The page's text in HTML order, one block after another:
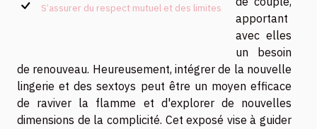
S’assurer du respect mutuel et des limites
apportant
avec elles
un besoin
de renouveau. Heureusement, intégrer de la nouvelle
lingerie et des sextoys peut être un moyen efficace
de raviver la flamme et d'explorer de nouvelles
dimensions de la complicité. Cet exposé vise à guider